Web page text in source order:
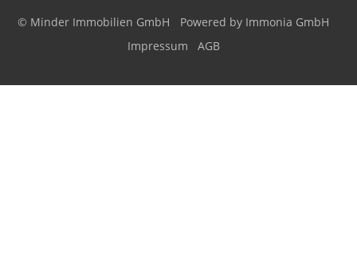
© Minder Immobilien GmbH Powered by Immonia GmbH
Impressum
AGB